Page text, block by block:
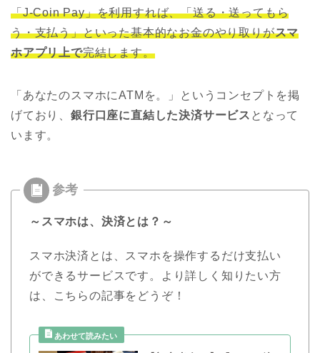
「J-Coin Pay」を利用すれば、「送る・送ってもら
う・支払う」といった基本的なお金のやり取りがスマ
ホアプリ上で完結します。
「あなたのスマホにATMを。」というコンセプトを掲
げており、 銀行口座に直結した決済サービス となって
います。
～スマホは、決済とは？～
スマホ決済とは、スマホを操作するだけ支払い
ができるサービスです。より詳しく知りたい方
は、こちらの記事をどうぞ！